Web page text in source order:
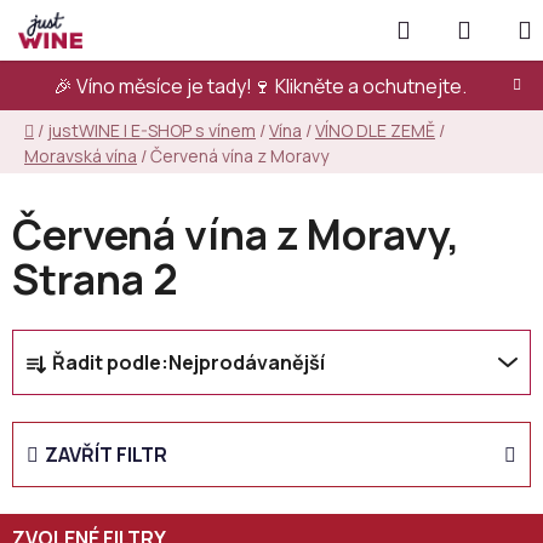
Přejít
na
obsah
🎉 Víno měsíce je tady!🍷 Klikněte a ochutnejte.
Hledat
KOŠÍK
Domů
/ justWINE | E-SHOP s vínem /Vína /VÍNO DLE ZEMĚ /
Moravská vína /Červená vína z Moravy
Červená vína z Moravy,
Strana 2
Ř
a
z
n
p
Řadit podle:Nejprodávanější
ZAVŘÍT FILTR